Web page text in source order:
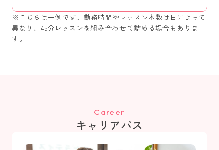
※こちらは一例です。勤務時間やレッスン本数は日によって
異なり、45分レッスンを組み合わせて詰める場合もありま
す。
Career
キャリアパス